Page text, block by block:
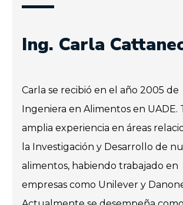
Ing. Carla
Carla se recibió en el año 2005 de
Ingeniera en Alimentos en UADE.
amplia experiencia en áreas
la Investigación y Desarrollo de
alimentos, habiendo trabajado en
empresas como Unilever y